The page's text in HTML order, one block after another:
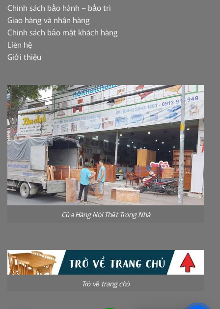
Chính sách bảo hành – bảo trì
Giao hàng và nhận hàng
Chính sách bảo mật khách hàng
Liên hệ
Giới thiệu
Cửa Hàng Nội Thất Trong Nhà
Trở về trang chủ